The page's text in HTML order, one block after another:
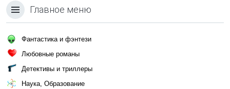
Главное меню
Фантастика и фэнтези
Любовные романы
Детективы и триллеры
Наука, Образование